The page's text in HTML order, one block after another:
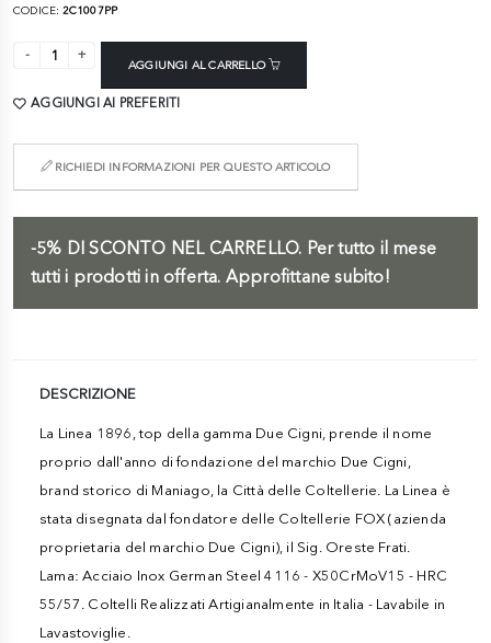
CODICE: 2C1007PP
AGGIUNGI AL CARRELLO
AGGIUNGI AI PREFERITI
RICHIEDI INFORMAZIONI PER QUESTO ARTICOLO
-5% DI SCONTO NEL CARRELLO. Per tutto il mese
tutti i prodotti in offerta. Approfittane subito!
DESCRIZIONE
La Linea 1896, top della gamma Due Cigni, prende il nome
proprio dall'anno di fondazione del marchio Due Cigni,
brand storico di Maniago, la Città delle Coltellerie. La Linea è
stata disegnata dal fondatore delle Coltellerie FOX (azienda
proprietaria del marchio Due Cigni), il Sig. Oreste Frati.
Lama: Acciaio Inox German Steel 4116 - X50CrMoV15 - HRC
55/57. Coltelli Realizzati Artigianalmente in Italia - Lavabile in
Lavastoviglie.